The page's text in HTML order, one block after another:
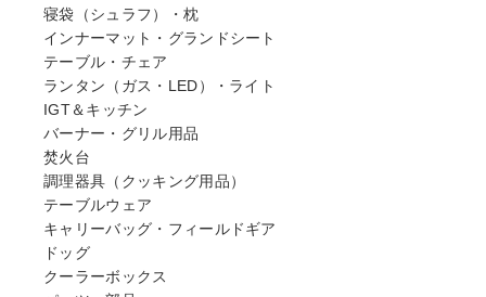
寝袋（シュラフ）・枕
インナーマット・グランドシート
テーブル・チェア
ランタン（ガス・LED）・ライト
IGT＆キッチン
バーナー・グリル用品
焚火台
調理器具（クッキング用品）
テーブルウェア
キャリーバッグ・フィールドギア
ドッグ
クーラーボックス